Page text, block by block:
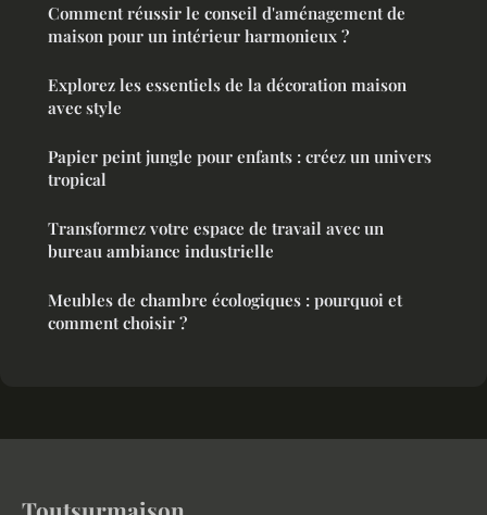
Comment réussir le conseil d'aménagement de
maison pour un intérieur harmonieux ?
Explorez les essentiels de la décoration maison
avec style
Papier peint jungle pour enfants : créez un univers
tropical
Transformez votre espace de travail avec un
bureau ambiance industrielle
Meubles de chambre écologiques : pourquoi et
comment choisir ?